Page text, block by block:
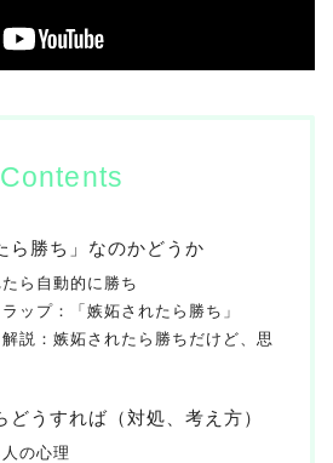
Contents
ら勝ち」なのかどうか
ら自動的に勝ち
ップ：「嫉妬されたら勝ち」
説：嫉妬されたら勝ちだけど、思
どうすれば（対処、考え方）
の心理